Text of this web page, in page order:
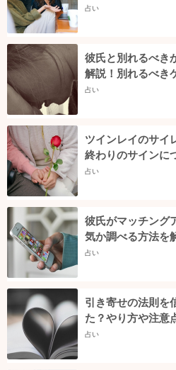
占い
彼氏と別れるべき
解説！別れるべき
占い
ツインレイのサイ
終わりのサインに
占い
彼氏がマッチング
気か調べる方法を
占い
引き寄せの法則を
た？やり方や注意
占い